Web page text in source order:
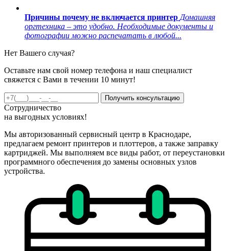
Причины почему не включается принтер Домашняя
оргтехника – это удобно. Необходимые документы и
фотографии можно распечатать в любой...
Нет Вашего случая?
Оставьте нам свой номер телефона и наш специалист
свяжется с Вами в течении 10 минут!
Получить консультацию
Сотрудничество
на выгодных условиях!
Мы авторизованный сервисный центр в Краснодаре,
предлагаем ремонт принтеров и плоттеров, а также заправку
картриджей. Мы выполняем все виды работ, от переустановки
программного обеспечения до замены основных узлов
устройства.